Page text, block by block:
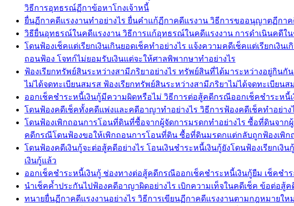
วิธีการอุทธรณ์ฏีกาข้อหาโกงเจ้าหนี้
ยื่นฏีกาคดีแรงงานทำอย่างไร ยื่นคำแก้ฏีกาคดีแรงาน วิธีการขออนุญาตฏีกา
วิธียื่นอุทธรณ์ในคดีแรงงาน วิธีการแก้อุทธรณ์ในคดีแรงงาน การดำเนินคดี
โดนฟ้องเช็คแต่เรียกเงินเกินยอดเช็คทำอย่างไร แจ้งความคดีเช็คแต่เรียกเ
ถอนฟ้อง โจทก์ไม่ยอมรับเงินแต่จะให้ศาลพิพากษาทำอย่างไร
ฟ้องเรียกทรัพย์สินระหว่างสามีภริยาอย่างไร ทรัพย์สินที่ได้มาระหว่างอยู่กิน
ไม่ได้จดทะเบียนสมรส ฟ้องเรียกทรัพย์สินระหว่างสามีภริยาไม่ได้จดทะเบียนส
ออกเช็คชำระหนี้เงินกู้มีความผิดหรือไม่ วิธีการต่อสู้คดีกรณีออกเช็คชำระหนี้
โดนฟ้องคดีเช็คทั้งคดีแพ่งและคดีอาญาทำอย่างไร วิธีการฟ้องคดีเช็คทำอย่าง
โดนฟ้องเพิกถอนการโอนที่ดินที่ซื้อจากผู้จัดการมรดกทำอย่างไร ซื้อที่ดินจา
คดีกรณีโดนฟ้องขอให้เพิกถอนการโอนที่ดิน ซื้อที่ดินมรดกแต่กลับถูกฟ้องเพิก
โดนฟ้องคดีเงินกู้จะต่อสู้คดีอย่างไร โอนเงินชำระหนี้เงินกู้ยังโดนฟ้องเรียกเ
เงินกู้แล้ว
ออกเช็คชำระหนี้เงินกู้ ช่องทางต่อสู้คดีกรณีออกเช็คชำระหนี้เงินกู้ยืม เช็คชำ
นำเช็คค้ำประกันไปฟ้องคดีอาญาผิดอย่างไร เบิกความเท็จในคดีเช็ค ข้อต่อสู้
ทนายยื่นฏีกาคดีแรงงานอย่างไร วิธีการเขียนฏีกาคดีแรงงานตามกฎหมายใ